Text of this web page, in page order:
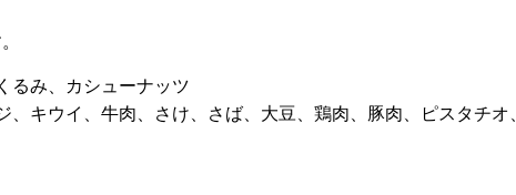
るみ、カシューナッツ
キウイ、牛肉、さけ、さば、大豆、鶏肉、豚肉、ピスタチ